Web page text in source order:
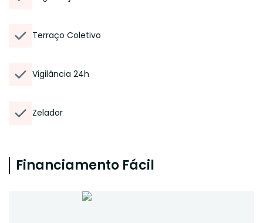
Terraço Coletivo
Vigilância 24h
Zelador
Financiamento Fácil